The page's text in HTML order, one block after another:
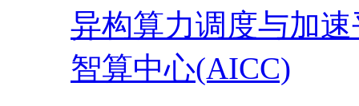
异构算力调度与加
智算中心(AICC)